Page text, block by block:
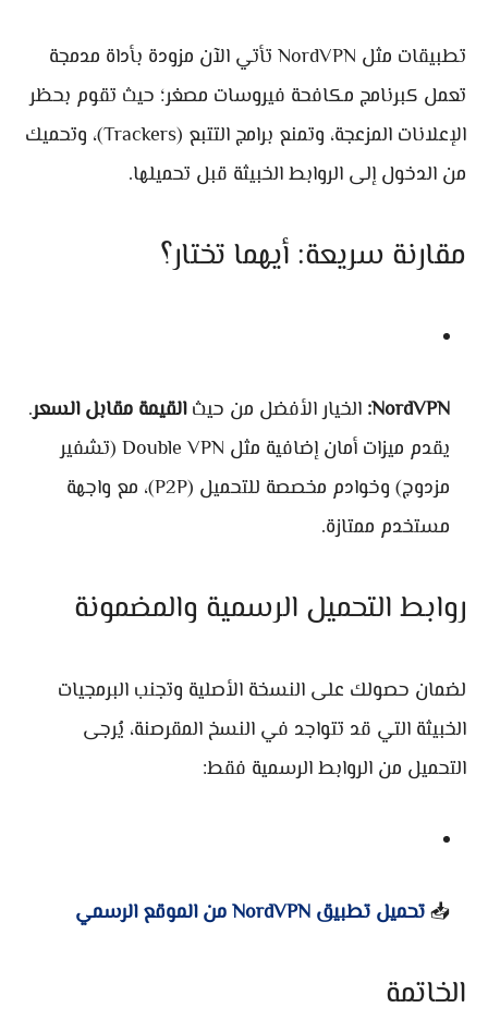
تطبيقات مثل NordVPN تأتي الآن مزودة بأداة مدمجة
تعمل كبرنامج مكافحة فيروسات مصغر؛ حيث تقوم بحظر
الإعلانات المزعجة، وتمنع برامج التتبع (Trackers)، وتحميك
من الدخول إلى الروابط الخبيثة قبل تحميلها.
مقارنة سريعة: أيهما تختار؟
NordVPN: الخيار الأفضل من حيثالقيمة مقابل السعر.
يقدم ميزات أمان إضافية مثل Double VPN (تشفير
مزدوج) وخوادم مخصصة للتحميل (P2P)، مع واجهة
مستخدم ممتازة.
روابط التحميل الرسمية والمضمونة
لضمان حصولك على النسخة الأصلية وتجنب البرمجيات
الخبيثة التي قد تتواجد في النسخ المقرصنة، يُرجى
التحميل من الروابط الرسمية فقط:
📥تحميل تطبيق NordVPN من الموقع الرسمي
الخاتمة